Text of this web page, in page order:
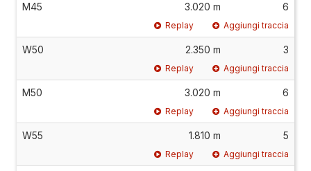
M45 3.020 m 6
Replay Aggiungi traccia
W50 2.350 m 3
Replay Aggiungi traccia
M50 3.020 m 6
Replay Aggiungi traccia
W55 1.810 m 5
Replay Aggiungi traccia